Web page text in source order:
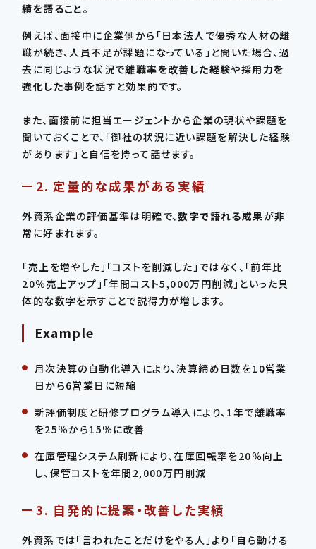
績を語ること。
例えば、面接中に企業側から「日本法人で優秀な人材の離
職が続き、人員不足が課題になっている」と聞いた場合、過
去に同じような状況で離職率を改善した経験や採用力を
強化した事例を話すと効果的です。
また、面接前に担当エージェントから企業の現状や課題を
聞いておくことで、「御社の状況に近い課題を解決した経験
があります」と自信を持って話せます。
2. 定量的な成果がある実績
外資系企業の評価基準は明確で、数字で語れる成果が非
常に好まれます。
「売上を増やした」「コストを削減した」ではなく、「前年比
20％売上アップ」「年間コスト5,000万円削減」といった具
体的な数字を示すことで説得力が増します。
Example
月次決算の自動化導入により、決算締め日数を10営業
日から6営業日に短縮
新評価制度と研修プログラム導入により、1年で離職率
を25％から15％に改善
在庫管理システム刷新により、在庫回転率を20％向上
し、保管コストを年間2,000万円削減
3. 自発的に提案・改善した実績
外資系では「言われたことだけをやる人」より「自ら動ける